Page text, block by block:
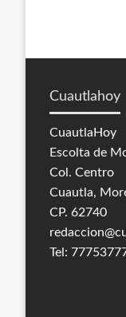
Cuautlahoy
CuautlaHoy
Escolta de
Col. Centro
Cuautla,
CP. 62740
Tel: